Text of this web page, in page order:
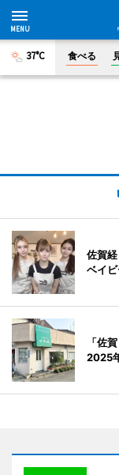
37°C 食べる
佐賀
ベイビ
「佐
2025